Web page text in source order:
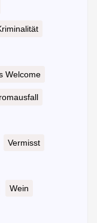
Welcome
Vermisst
Wein